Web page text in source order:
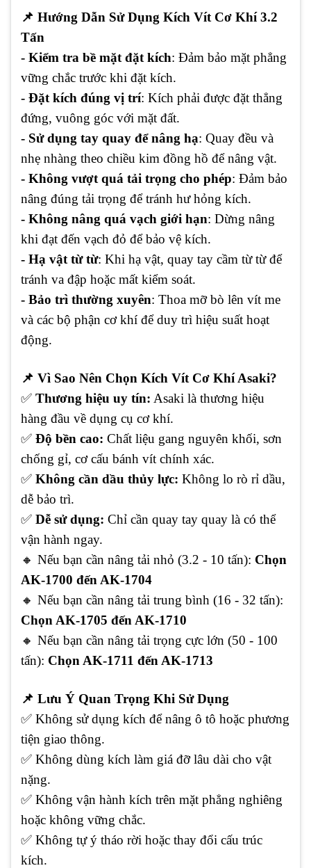
📌 Hướng Dẫn Sử Dụng Kích Vít Cơ Khí 3.2
Tấn
- Kiểm tra bề mặt đặt kích: Đảm bảo mặt phẳng
vững chắc trước khi đặt kích.
- Đặt kích đúng vị trí: Kích phải được đặt thẳng
đứng, vuông góc với mặt đất.
- Sử dụng tay quay để nâng hạ: Quay đều và
nhẹ nhàng theo chiều kim đồng hồ để nâng vật.
- Không vượt quá tải trọng cho phép: Đảm bảo
nâng đúng tải trọng để tránh hư hỏng kích.
- Không nâng quá vạch giới hạn: Dừng nâng
khi đạt đến vạch đỏ để bảo vệ kích.
- Hạ vật từ từ: Khi hạ vật, quay tay cầm từ từ để
tránh va đập hoặc mất kiểm soát.
- Bảo trì thường xuyên: Thoa mỡ bò lên vít me
và các bộ phận cơ khí để duy trì hiệu suất hoạt
động.
📌 Vì Sao Nên Chọn Kích Vít Cơ Khí Asaki?
✅ Thương hiệu uy tín: Asaki là thương hiệu
hàng đầu về dụng cụ cơ khí.
✅ Độ bền cao: Chất liệu gang nguyên khối, sơn
chống gỉ, cơ cấu bánh vít chính xác.
✅ Không cần dầu thủy lực: Không lo rò rỉ dầu,
dễ bảo trì.
✅ Dễ sử dụng: Chỉ cần quay tay quay là có thể
vận hành ngay.
🔸 Nếu bạn cần nâng tải nhỏ (3.2 - 10 tấn): Chọn
AK-1700 đến AK-1704
🔸 Nếu bạn cần nâng tải trung bình (16 - 32 tấn):
Chọn AK-1705 đến AK-1710
🔸 Nếu bạn cần nâng tải trọng cực lớn (50 - 100
tấn): Chọn AK-1711 đến AK-1713
📌 Lưu Ý Quan Trọng Khi Sử Dụng
✅ Không sử dụng kích để nâng ô tô hoặc phương
tiện giao thông.
✅ Không dùng kích làm giá đỡ lâu dài cho vật
nặng.
✅ Không vận hành kích trên mặt phẳng nghiêng
hoặc không vững chắc.
✅ Không tự ý tháo rời hoặc thay đổi cấu trúc
kích.